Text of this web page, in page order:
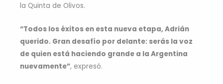
la Quinta de Olivos.
“Todos los éxitos en esta nueva etapa, Adrián
querido. Gran desafío por delante: serás la voz
de quien está haciendo grande a la Argentina
nuevamente”, expresó.